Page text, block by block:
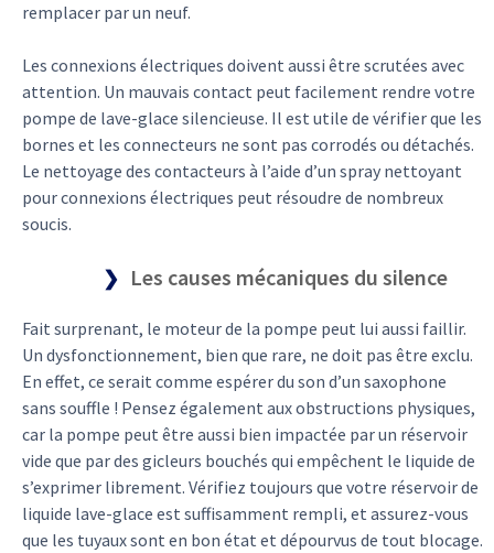
remplacer par un neuf.
Les connexions électriques doivent aussi être scrutées avec
attention. Un mauvais contact peut facilement rendre votre
pompe de lave-glace silencieuse. Il est utile de vérifier que les
bornes et les connecteurs ne sont pas corrodés ou détachés.
Le nettoyage des contacteurs à l’aide d’un spray nettoyant
pour connexions électriques peut résoudre de nombreux
soucis.
Les causes mécaniques du silence
Fait surprenant, le moteur de la pompe peut lui aussi faillir.
Un dysfonctionnement, bien que rare, ne doit pas être exclu.
En effet, ce serait comme espérer du son d’un saxophone
sans souffle ! Pensez également aux obstructions physiques,
car la pompe peut être aussi bien impactée par un réservoir
vide que par des gicleurs bouchés qui empêchent le liquide de
s’exprimer librement. Vérifiez toujours que votre réservoir de
liquide lave-glace est suffisamment rempli, et assurez-vous
que les tuyaux sont en bon état et dépourvus de tout blocage.